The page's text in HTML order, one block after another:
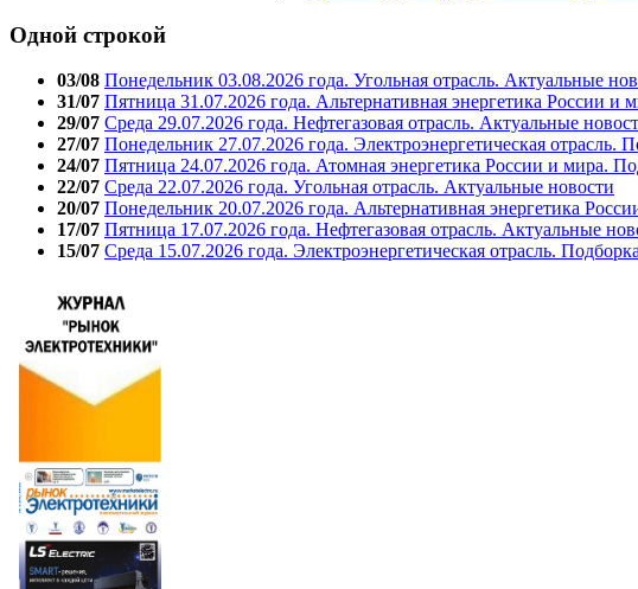
Одной строкой
03/08 Понедельник 03.08.2026 года. Угольная отрасль. Актуальные
31/07 Пятница 31.07.2026 года. Альтернативная энергетика России и
29/07 Среда 29.07.2026 года. Нефтегазовая отрасль. Актуальные
27/07 Понедельник 27.07.2026 года. Электроэнергетическая отрасль.
24/07 Пятница 24.07.2026 года. Атомная энергетика России и мира.
22/07 Среда 22.07.2026 года. Угольная отрасль. Актуальные новости
20/07 Понедельник 20.07.2026 года. Альтернативная энергетика
17/07 Пятница 17.07.2026 года. Нефтегазовая отрасль. Актуальные
15/07 Среда 15.07.2026 года. Электроэнергетическая отрасль.